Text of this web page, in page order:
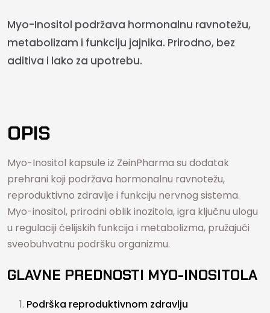
Myo-Inositol podržava hormonalnu ravnotežu,
metabolizam i funkciju jajnika. Prirodno, bez
aditiva i lako za upotrebu.
OPIS
Myo-Inositol kapsule iz ZeinPharma su dodatak
prehrani koji podržava hormonalnu ravnotežu,
reproduktivno zdravlje i funkciju nervnog sistema.
Myo-inositol, prirodni oblik inozitola, igra ključnu ulogu
u regulaciji ćelijskih funkcija i metabolizma, pružajući
sveobuhvatnu podršku organizmu.
GLAVNE PREDNOSTI MYO-INOSITOLA
Podrška reproduktivnom zdravlju